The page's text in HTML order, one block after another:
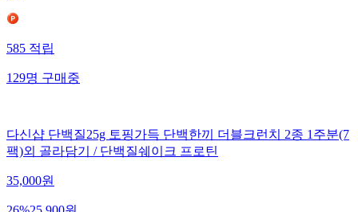
585 적립
129명 구매중
다신샵 단백질25g 토핑가득 단백한끼 더블크런치 2종 1주분(7
팩)외 골라담기 / 단백질쉐이크 프로틴
35,000원